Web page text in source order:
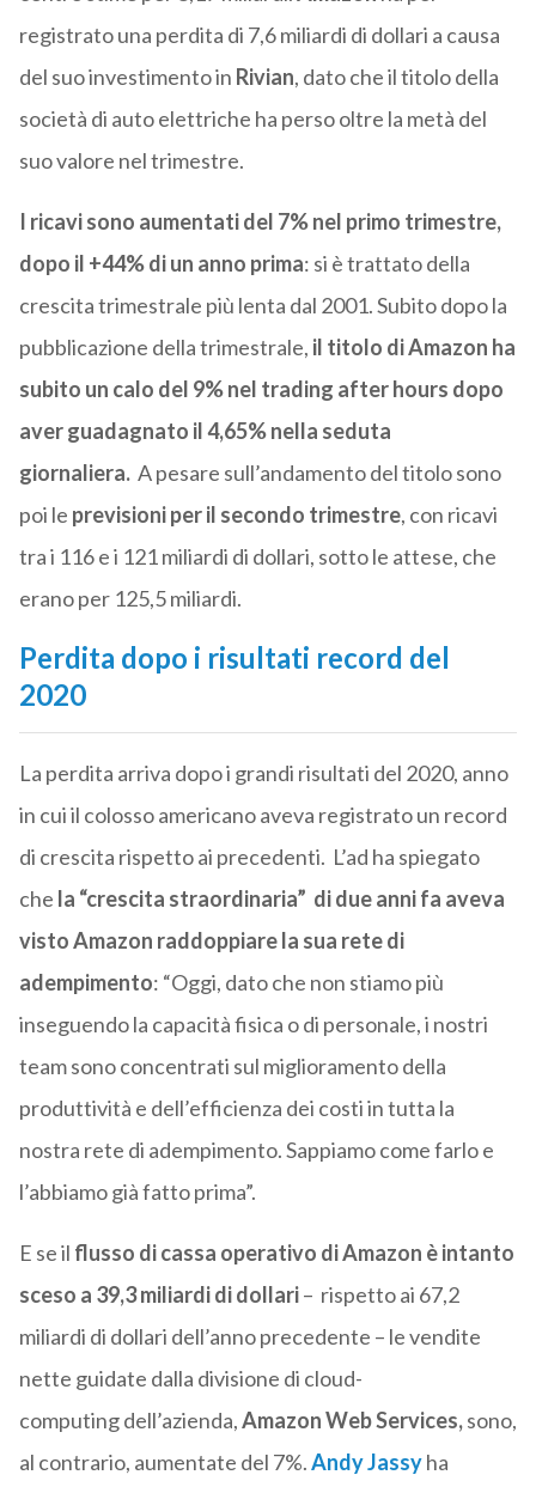
registrato una perdita di 7,6 miliardi di dollari a causa
del suo investimento in Rivian, dato che il titolo della
società di auto elettriche ha perso oltre la metà del
suo valore nel trimestre.
I ricavi sono aumentati del 7% nel primo trimestre,
dopo il +44% di un anno prima: si è trattato della
crescita trimestrale più lenta dal 2001.Subito dopo la
pubblicazione della trimestrale, il titolo diAmazon ha
subito un calo del 9% nel trading after hours dopo
aver guadagnato il 4,65% nella seduta
giornaliera. A pesare sull’andamento del titolo sono
poi le previsioni per il secondo trimestre, con ricavi
tra i 116 e i 121 miliardi di dollari, sotto le attese, che
erano per 125,5 miliardi.
Perdita dopo i risultati record del
2020
La perdita arriva dopo i grandi risultati del 2020, anno
in cui il colosso americano aveva registrato un record
di crescita rispetto ai precedenti. L’ad ha spiegato
che la “crescita straordinaria” di due anni fa aveva
visto Amazon raddoppiare la sua rete di
adempimento: “Oggi, dato che non stiamo più
inseguendo la capacità fisica o di personale, i nostri
team sono concentrati sul miglioramento della
produttività e dell’efficienza dei costi in tutta la
nostra rete di adempimento. Sappiamo come farlo e
l’abbiamo già fatto prima”.
E se il flusso di cassa operativo di Amazon è intanto
sceso a 39,3 miliardi di dollari– rispetto ai 67,2
miliardi di dollari dell’anno precedente – le vendite
nette guidate dalla divisione di cloud-
computing dell’azienda,Amazon Web Services,sono,
al contrario, aumentate del 7%.Andy Jassyha